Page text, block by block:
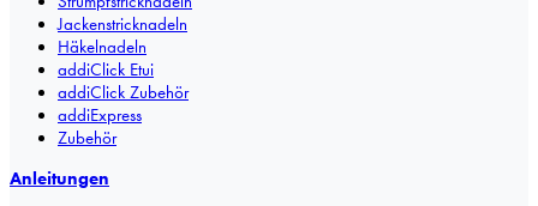
Jackenstricknadeln
Häkelnadeln
addiClick Etui
addiClick Zubehör
addiExpress
Zubehör
Anleitungen